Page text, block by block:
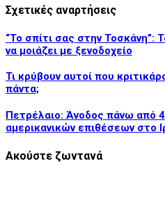
Σχετικές αναρτήσεις
“Το σπίτι σας στην Τοσκάνη”:
να μοιάζει με ξενοδοχείο
Τι κρύβουν αυτοί που
πάντα;
Πετρέλαιο: Άνοδος πάνω από
αμερικανικών επιθέσεων στο
Ακούστε ζωντανά